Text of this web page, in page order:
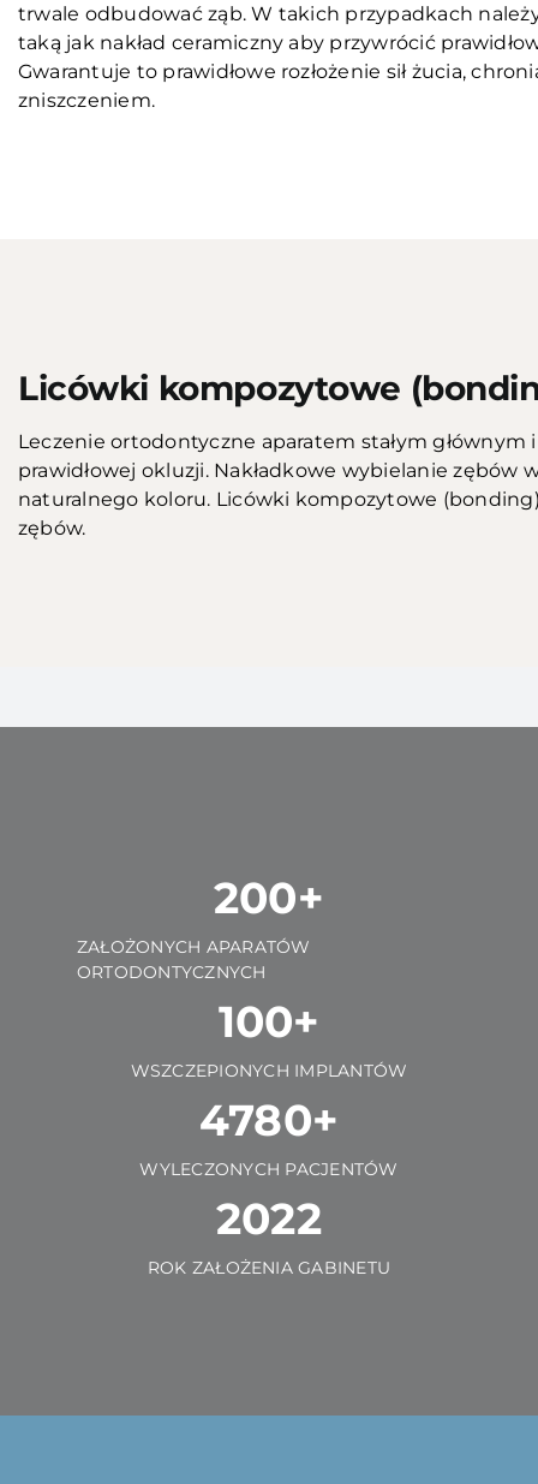
trwale odbudować ząb. W takich przypadkach
taką jak nakład ceramiczny aby przywrócić
Gwarantuje to prawidłowe rozłożenie sił żucia,
zniszczeniem.
Licówki kompozytowe
Leczenie ortodontyczne aparatem stałym
prawidłowej okluzji. Nakładkowe wybielanie zębów
naturalnego koloru. Licówki kompozytowe
zębów.
200+
ZAŁOŻONYCH APARATÓW
ORTODONTYCZNYCH
100+
WSZCZEPIONYCH IMPLANTÓW
4780+
WYLECZONYCH PACJENTÓW
2022
ROK ZAŁOŻENIA GABINETU